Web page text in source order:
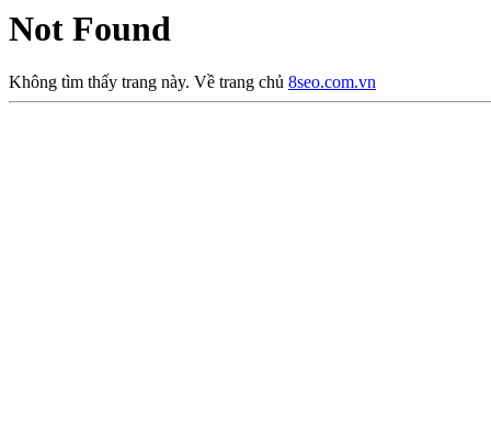
Not Found
Không tìm thấy trang này. Về trang chủ 8seo.com.vn